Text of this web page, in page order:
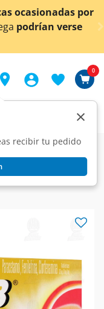
por
verse
recibir tu pedido
×
0
Antigripales